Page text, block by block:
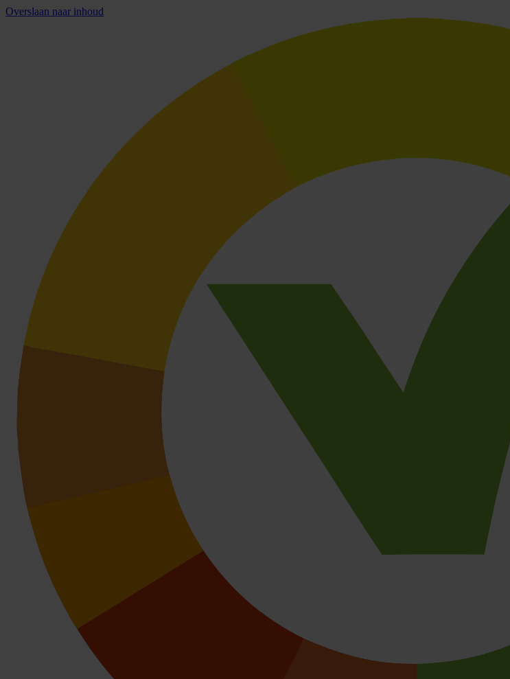
Overslaan naar inhoud